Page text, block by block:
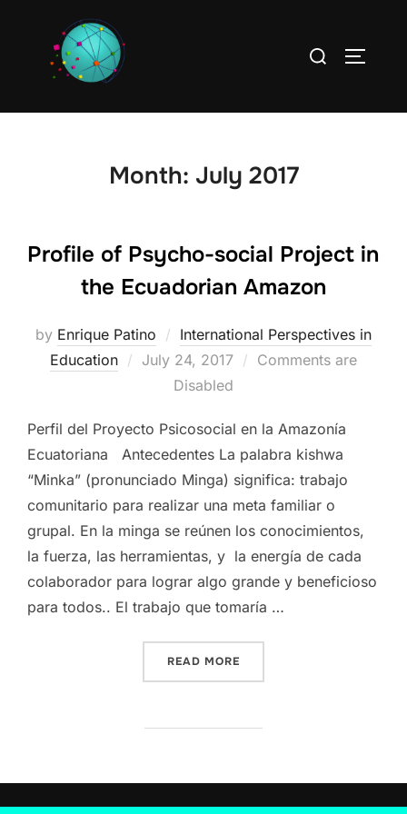
Search
Month: July 2017
Profile of Psycho-social Project in
the Ecuadorian Amazon
by Enrique Patino
International Perspectives in
Education
Posted
July 24, 2017
Comments are
Disabled
Perfil del Proyecto Psicosocial en la Amazonía
Ecuatoriana Antecedentes La palabra kishwa
“Minka” (pronunciado Minga) significa: trabajo
comunitario para realizar una meta familiar o
grupal. En la minga se reúnen los conocimientos,
la fuerza, las herramientas, y la energía de cada
colaborador para lograr algo grande y beneficioso
para todos.. El trabajo que tomaría …
READ MORE